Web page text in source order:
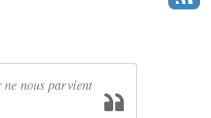
ne nous parvient